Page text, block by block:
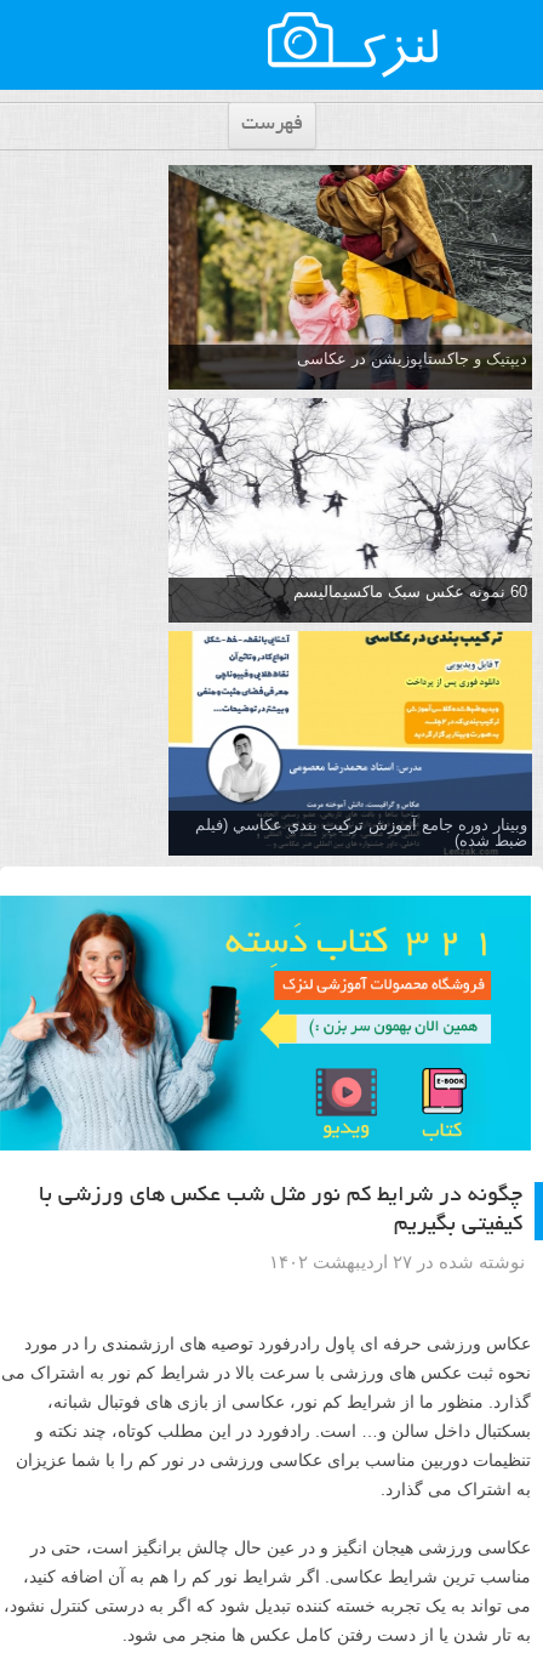
فهرست
دیپتیک و جاکستا‌پوزیشن در عکاسی
60 نمونه عکس سبک ماکسیمالیسم
وبینار دوره جامع آموزش تركيب بندي عكاسي (فیلم
ضبط شده)
چگونه در شرایط کم نور مثل شب عکس های ورزشی با
کیفیتی بگیریم
نوشته شده در ۲۷ اردیبهشت ۱۴۰۲
عکاس ورزشی حرفه ای پاول رادرفورد توصیه های ارزشمندی را در مورد
نحوه ثبت عکس های ورزشی با سرعت بالا در شرایط کم نور به اشتراک می
گذارد. منظور ما از شرایط کم نور، عکاسی از بازی های فوتبال شبانه،
بسکتبال داخل سالن و… است. رادفورد در این مطلب کوتاه، چند نکته و
تنظیمات دوربین مناسب برای عکاسی ورزشی در نور کم را با شما عزیزان
به اشتراک می گذارد.
عکاسی ورزشی هیجان انگیز و در عین حال چالش برانگیز است، حتی در
مناسب ترین شرایط عکاسی. اگر شرایط نور کم را هم به آن اضافه کنید،
می تواند به یک تجربه خسته کننده تبدیل شود که اگر به درستی کنترل نشود،
به تار شدن یا از دست رفتن کامل عکس ها منجر می شود.